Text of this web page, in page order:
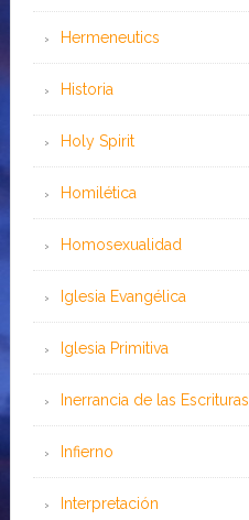
Hermeneutics
Historia
Holy Spirit
Homilética
Homosexualidad
Iglesia Evangélica
Iglesia Primitiva
Inerrancia de las Escrituras
Infierno
Interpretación